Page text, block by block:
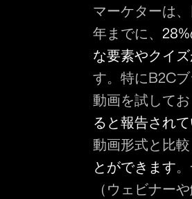
マーケターは
年までに、
な要素やクイ
す。特にB2C
動画を試して
ると報告され
動画形式と比
とができます
（ウェビナー